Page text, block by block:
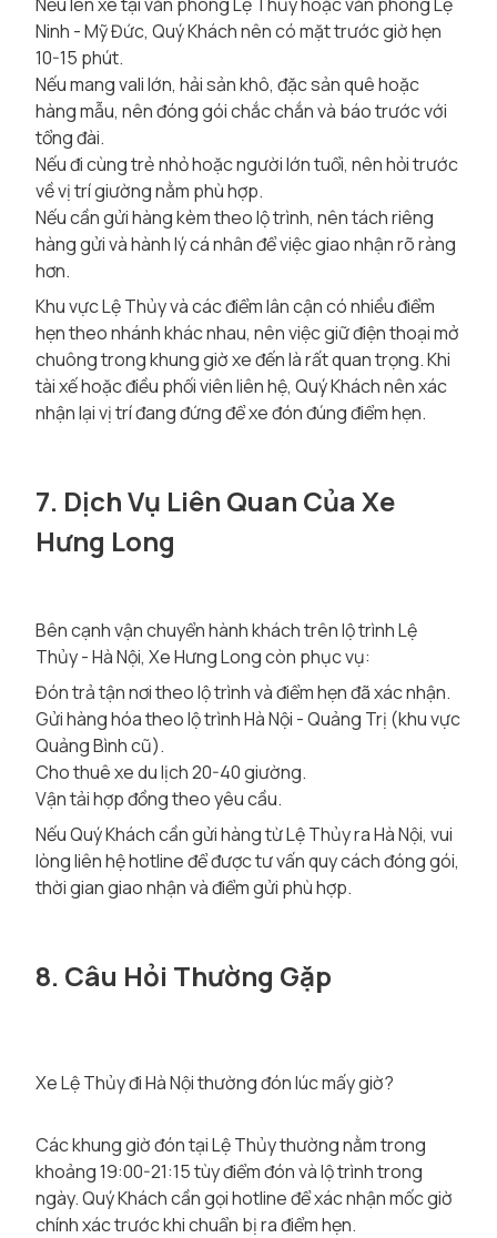
Ninh - Mỹ Đức, Quý Khách nên có mặt trước giờ hẹn
10-15 phút.
Nếu mang vali lớn, hải sản khô, đặc sản quê hoặc
hàng mẫu, nên đóng gói chắc chắn và báo trước với
tổng đài.
Nếu đi cùng trẻ nhỏ hoặc người lớn tuổi, nên hỏi trước
về vị trí giường nằm phù hợp.
Nếu cần gửi hàng kèm theo lộ trình, nên tách riêng
hàng gửi và hành lý cá nhân để việc giao nhận rõ ràng
hơn.
Khu vực Lệ Thủy và các điểm lân cận có nhiều điểm
hẹn theo nhánh khác nhau, nên việc giữ điện thoại mở
chuông trong khung giờ xe đến là rất quan trọng. Khi
tài xế hoặc điều phối viên liên hệ, Quý Khách nên xác
nhận lại vị trí đang đứng để xe đón đúng điểm hẹn.
7. Dịch Vụ Liên Quan Của Xe
Hưng Long
Bên cạnh vận chuyển hành khách trên lộ trình Lệ
Thủy - Hà Nội, Xe Hưng Long còn phục vụ:
Đón trả tận nơi theo lộ trình và điểm hẹn đã xác nhận.
Gửi hàng hóa theo lộ trình Hà Nội - Quảng Trị (khu vực
Quảng Bình cũ).
Cho thuê xe du lịch 20-40 giường.
Vận tải hợp đồng theo yêu cầu.
Nếu Quý Khách cần gửi hàng từ Lệ Thủy ra Hà Nội, vui
lòng liên hệ hotline để được tư vấn quy cách đóng gói,
thời gian giao nhận và điểm gửi phù hợp.
8. Câu Hỏi Thường Gặp
Xe Lệ Thủy đi Hà Nội thường đón lúc mấy giờ?
Các khung giờ đón tại Lệ Thủy thường nằm trong
khoảng 19:00-21:15 tùy điểm đón và lộ trình trong
ngày. Quý Khách cần gọi hotline để xác nhận mốc giờ
chính xác trước khi chuẩn bị ra điểm hẹn.